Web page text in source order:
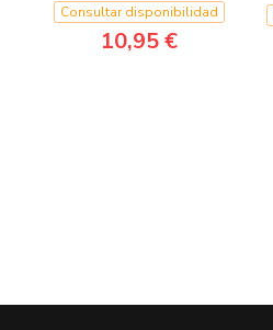
Consultar disponibilidad
10,95 €